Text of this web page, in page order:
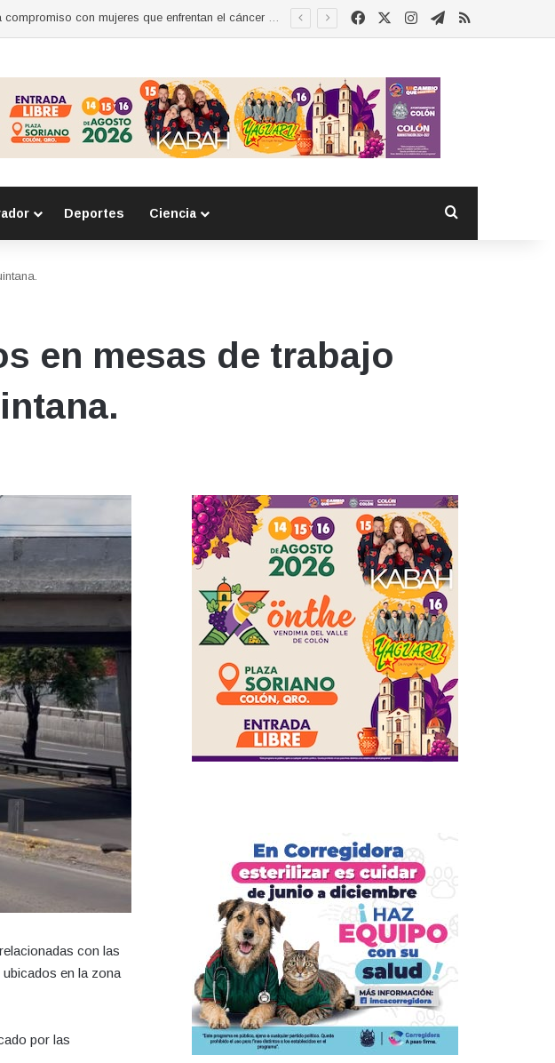
Esther Ramírez asume la presidencia de MUCCAM San Juan del Río y refrenda compromiso con mujeres que enfrentan el cáncer de mama FacebookInstagram
Telegram
RSS
Deportes Ciencia
en mesas de trabajo
con las
en la zona
por las